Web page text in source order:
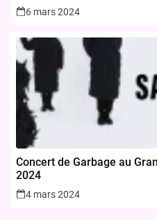
6 mars 2024
Concert de Garbage au
2024
4 mars 2024